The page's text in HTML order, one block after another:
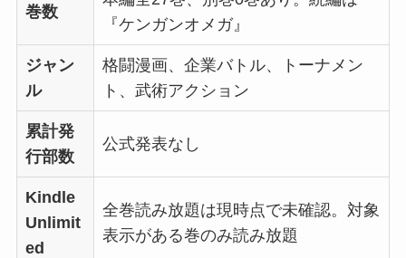
巻数
『ケンガンオメガ』
ジャン
ル
格闘漫画、企業バトル、トーナメン
ト、武術アクション
累計発
行部数
公式発表なし
Kindle
Unlimit
ed
全巻読み放題は現時点で未確認。対象
表示がある巻のみ読み放題